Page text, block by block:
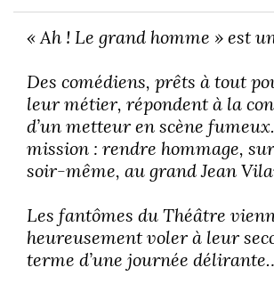
« Ah ! Le grand homme » est
Des comédiens, prêts à tout
leur métier, répondent à la
d’un metteur en scène
mission : rendre hommage,
soir-même, au grand Jean
Les fantômes du Théâtre
heureusement voler à leur
terme d’une journée